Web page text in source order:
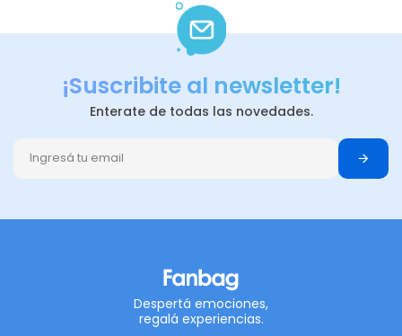
¡Suscribite al newsletter!
Enterate de todas las novedades.
Despertá emociones,
regalá experiencias.